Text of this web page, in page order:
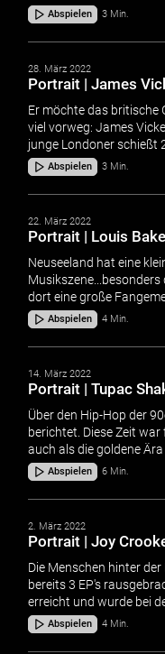
Abspielen 3 Min.
28. März 2022
Portrait | James
Er möchte das britische
viel vorweg: James
junge Londoner schießt
Abspielen 3 Min.
22. März 2022
Portrait | Louis
Neuseeland hat eine
dort eine große
Abspielen 4 Min.
14. März 2022
Portrait | Tupac
Über den Hip-Hop der
berichtet. Diese Zeit
auch als die goldene
Abspielen 6 Min.
2. März 2022
Portrait | Joy
Die Menschen hinter
bereits 3 EP's
erreicht und wurde bei
Abspielen 4 Min.